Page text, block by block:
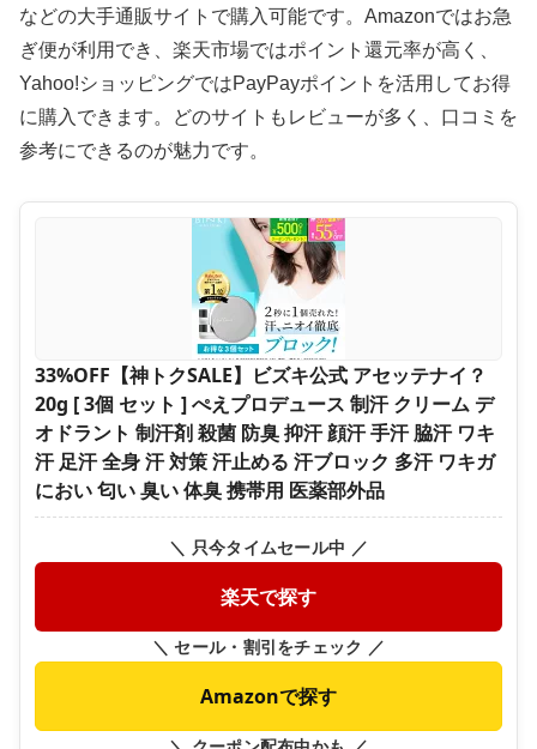
などの大手通販サイトで購入可能です。Amazonではお急
ぎ便が利用でき、楽天市場ではポイント還元率が高く、
Yahoo!ショッピングではPayPayポイントを活用してお得
に購入できます。どのサイトもレビューが多く、口コミを
参考にできるのが魅力です。
33%OFF【神トクSALE】ビズキ公式 アセッテナイ？
20g [ 3個 セット ] ぺえプロデュース 制汗 クリーム デ
オドラント 制汗剤 殺菌 防臭 抑汗 顔汗 手汗 脇汗 ワキ
汗 足汗 全身 汗 対策 汗止める 汗ブロック 多汗 ワキガ
におい 匂い 臭い 体臭 携帯用 医薬部外品
＼ 只今タイムセール中 ／
楽天で探す
＼ セール・割引をチェック ／
Amazonで探す